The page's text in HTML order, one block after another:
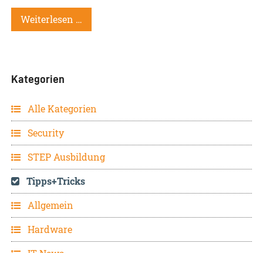
Weiterlesen …
Kategorien
Alle Kategorien
Security
STEP Ausbildung
Tipps+Tricks
Allgemein
Hardware